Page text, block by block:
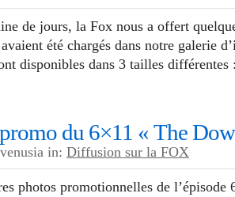
de jours, la Fox nous a offert
été chargés dans notre galerie
disponibles dans 3 tailles
du 6×11 « The
in: Diffusion sur la FOX
photos promotionnelles de